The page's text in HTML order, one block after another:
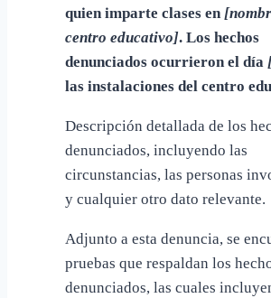
quien imparte clases en
centro educativo]. Los hechos
denunciados ocurrieron el día
las instalaciones del centro
Descripción detallada de los
denunciados, incluyendo las
circunstancias, las personas
y cualquier otro dato relevante.
Adjunto a esta denuncia, se
pruebas que respaldan los
denunciados, las cuales